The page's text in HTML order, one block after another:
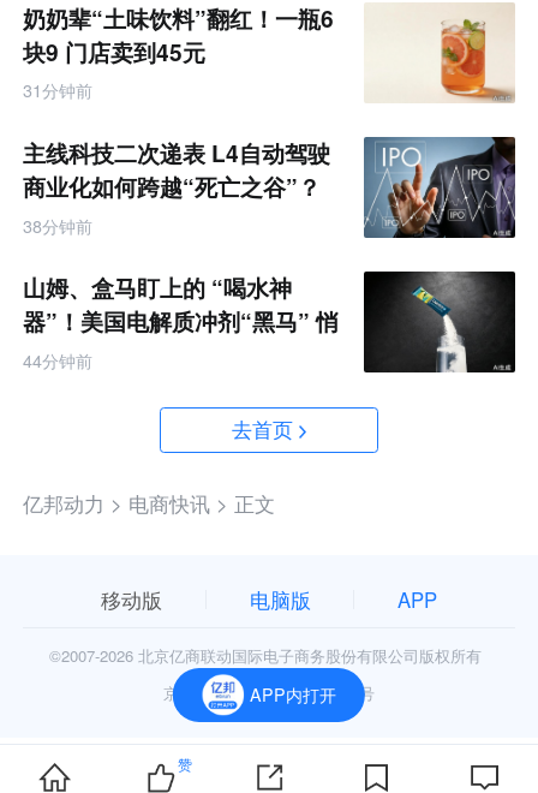
奶奶辈“土味饮料”翻红！一瓶6
块9 门店卖到45元
31分钟前
主线科技二次递表 L4自动驾驶
商业化如何跨越“死亡之谷”？
38分钟前
山姆、盒马盯上的 “喝水神
器”！美国电解质冲剂“黑马” 悄
悄卖了68亿
44分钟前
去首页
亿邦动力 > 电商快讯 > 正文
APP内打开
赞
移动版 电脑版 APP
©2007-2026 北京亿商联动国际电子商务股份有限公司版权所有
京公网安备11010602006906号